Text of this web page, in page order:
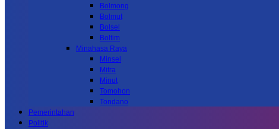
Bolmong
Bolmut
Bolsel
Boltim
Minahasa Raya
Minsel
Mitra
Minut
Tomohon
Tondano
Pemerintahan
Politik